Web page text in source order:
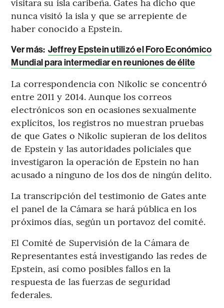
nunca visitó la isla y que se arrepiente de
haber conocido a Epstein.
Ver más: Jeffrey Epstein utilizó el Foro Económico
Mundial para intermediar en reuniones de élite
La correspondencia con Nikolic se concentró
entre 2011 y 2014. Aunque los correos
electrónicos son en ocasiones sexualmente
explícitos, los registros no muestran pruebas
de que Gates o Nikolic supieran de los delitos
de Epstein y las autoridades policiales que
investigaron la operación de Epstein no han
acusado a ninguno de los dos de ningún delito.
La transcripción del testimonio de Gates ante
el panel de la Cámara se hará pública en los
próximos días, según un portavoz del comité.
El Comité de Supervisión de la Cámara de
Representantes está investigando las redes de
Epstein, así como posibles fallos en la
respuesta de las fuerzas de seguridad
federales.